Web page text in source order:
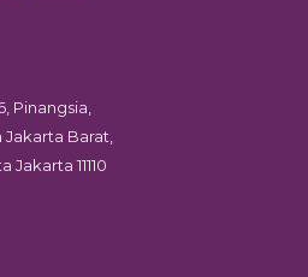
Pinangsia,
Barat,
11110